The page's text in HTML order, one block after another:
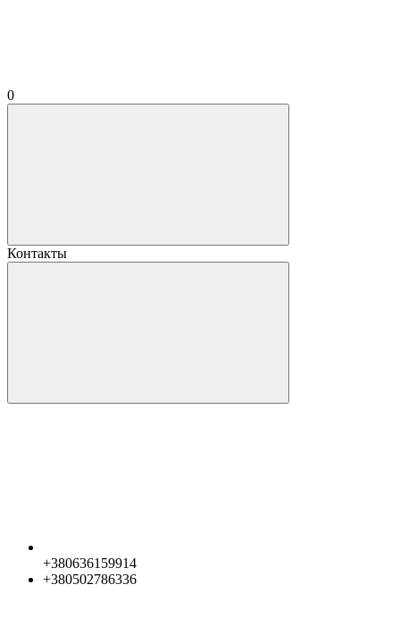
0
Контакты
+380636159914
+380502786336